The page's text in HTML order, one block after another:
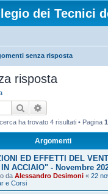
dei Tecnici
senza risposta
risposta
Cerca
ha trovato 4 risultati • Pagina 1
Argomenti
ED EFFETTI DEL
ACCIAIO" - Novembre
da Alessandro Desimoni « 22
e Corsi